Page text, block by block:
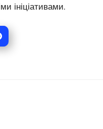
ініціативами.